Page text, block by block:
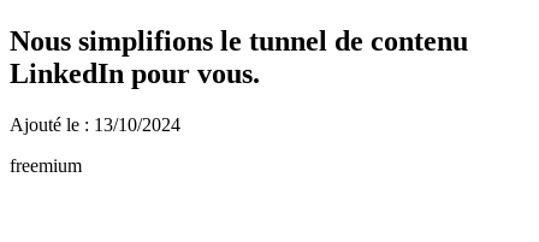
Nous simplifions le tunnel de contenu
LinkedIn pour vous.
Ajouté le : 13/10/2024
freemium